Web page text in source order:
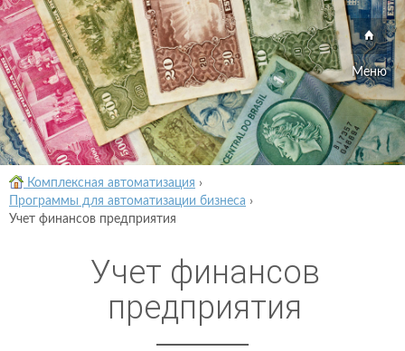
Меню
Комплексная автоматизация ›
Программы для автоматизации бизнеса ›
Учет финансов предприятия
Учет финансов
предприятия